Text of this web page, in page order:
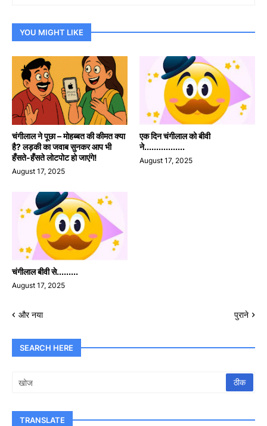
YOU MIGHT LIKE
चंगीलाल ने पूछा – मोहब्बत की कीमत क्या
है? लड़की का जवाब सुनकर आप भी
हँसते-हँसते लोटपोट हो जाएंगे!
August 17, 2025
एक दिन चंगीलाल को बीवी
ने.................
August 17, 2025
चंगीलाल बीवी से.........
August 17, 2025
और नया पुराने
SEARCH HERE
TRANSLATE